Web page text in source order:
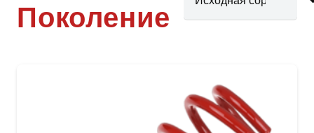
Поколение